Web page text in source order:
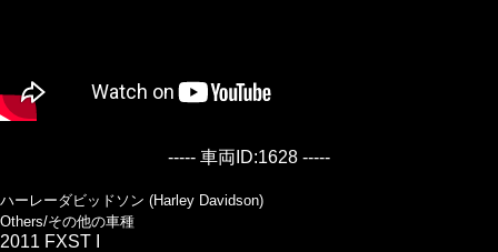
----- 車両ID:1628 -----
ハーレーダビッドソン (Harley Davidson)
Others/その他の車種
2011 FXST I